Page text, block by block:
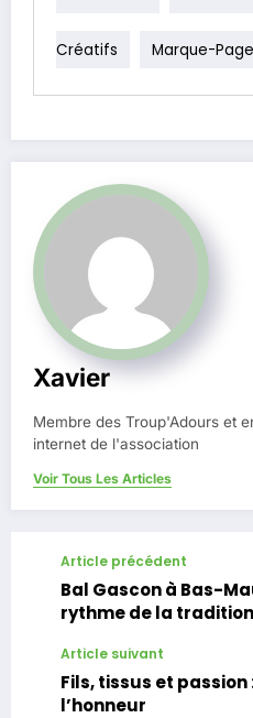
Créatifs Marque-
Xavier
Membre des Troup'Adours et
internet de l'association
Voir Tous Les Articles
Article précédent
Bal Gascon à Bas-
rythme de la
Article suivant
Fils, tissus et
l’honneur